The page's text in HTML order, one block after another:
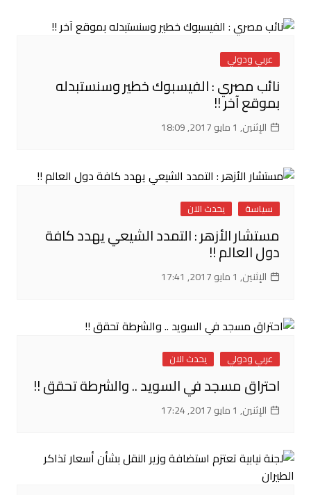
عربي ودولي
نائب مصري : الفيسبوك خطير وسنستبدله
بموقع آخر !!
الإثنين, 1 مايو 2017, 18:09
سياسة يحدث الان
مستشار الأزهر : التمدد الشيعي يهدد كافة
دول العالم !!
الإثنين, 1 مايو 2017, 17:41
عربي ودولي يحدث الان
احتراق مسجد في السويد .. والشرطة تحقق !!
الإثنين, 1 مايو 2017, 17:24